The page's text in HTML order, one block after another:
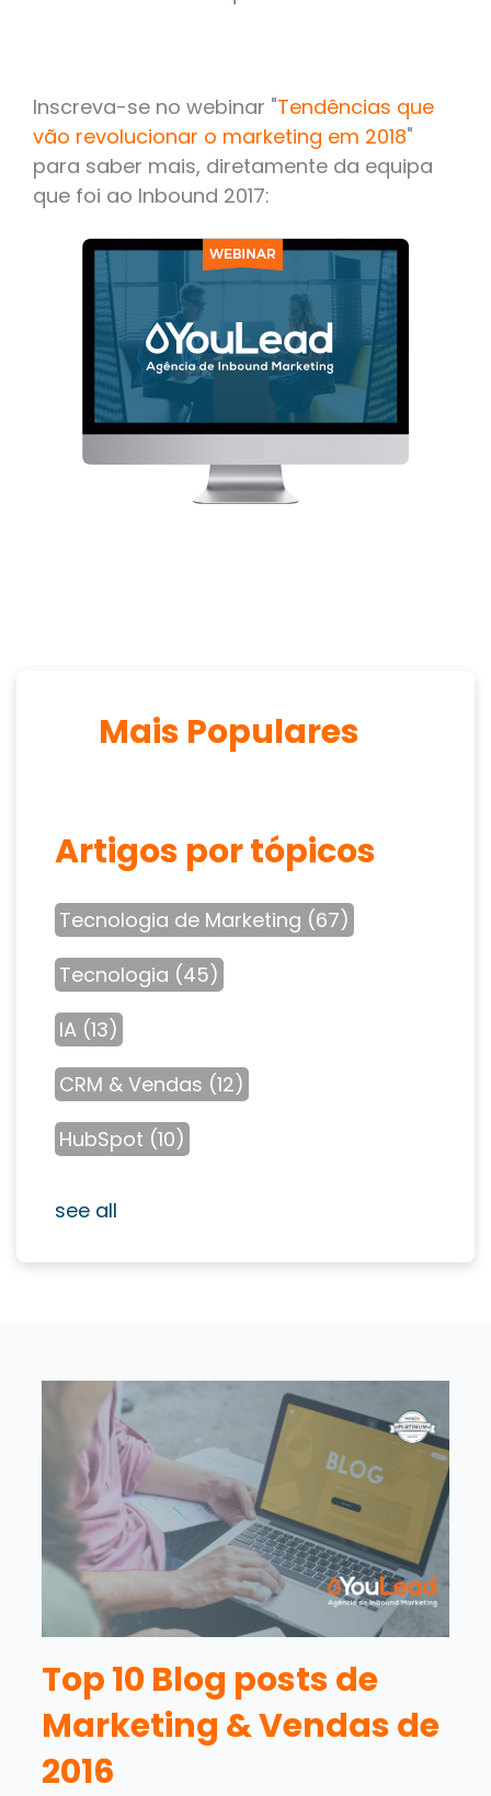
Inscreva-se no webinar "Tendências que
vão revolucionar o marketing em 2018"
para saber mais, diretamente da equipa
que foi ao Inbound 2017:
Mais Populares
Artigos por tópicos
Tecnologia de Marketing (67)
Tecnologia (45)
IA (13)
CRM & Vendas (12)
HubSpot (10)
see all
Top 10 Blog posts de
Marketing & Vendas de
2016